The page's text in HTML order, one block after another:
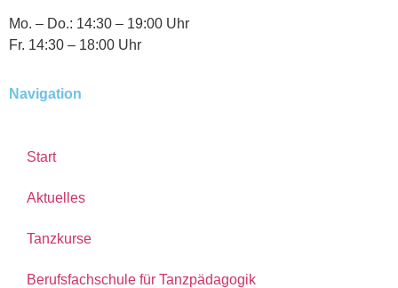
Mo. – Do.: 14:30 – 19:00 Uhr
Fr. 14:30 – 18:00 Uhr
Navigation
Start
Aktuelles
Tanzkurse
Berufsfachschule für Tanzpädagogik